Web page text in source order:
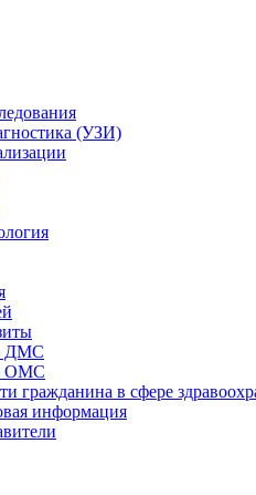
(УЗИ)
ДМС
ОМС
гражданина в сфере
информация